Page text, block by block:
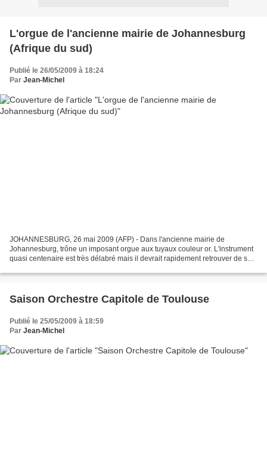
L'orgue de l'ancienne mairie de Johannesburg
(Afrique du sud)
Publié le 26/05/2009 à 18:24
Par Jean-Michel
JOHANNESBURG, 26 mai 2009 (AFP) - Dans l'ancienne mairie de
Johannesburg, trône un imposant orgue aux tuyaux couleur or. L'instrument
quasi centenaire est très délabré mais il devrait rapidement retrouver de sa
Saison Orchestre Capitole de Toulouse
Publié le 25/05/2009 à 18:59
Par Jean-Michel